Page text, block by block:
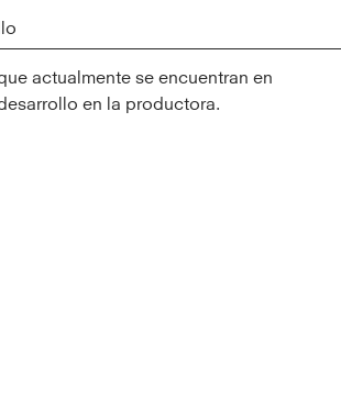
actualmente se encuentran en
en la productora.